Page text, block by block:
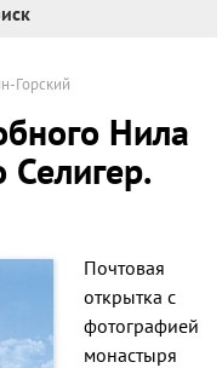
Горский
Нила
Селигер.
Почтовая
открыткас
фотографией
монастыря